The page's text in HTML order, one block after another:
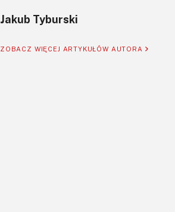
Jakub Tyburski
ZOBACZ WIĘCEJ ARTYKUŁÓW AUTORA